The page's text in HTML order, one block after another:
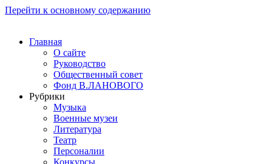
Перейти к основному содержанию
Главная
О сайте
Руководство
Общественный совет
Фонд В.ЛАНОВОГО
Рубрики
Музыка
Военные музеи
Литература
Театр
Персоналии
Конкурсы